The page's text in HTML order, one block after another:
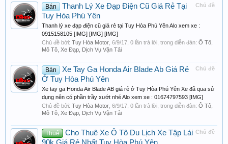
Chủ đề
Bán
Thanh Lý Xe Đạp Điện Cũ Giá Rẻ Tại
Tuy Hòa Phú Yên
Thanh lý xe đạp điện cũ giá rẻ tại Tuy Hòa Phú Yên Alo xem xe :
0915158105 [IMG] [IMG] [IMG]
Chủ đề bởi: Tuy Hòa Motor 6/9/17 , 0 lần trả lời, trong diễn đàn: Ô Tô,
Mô Tô, Xe Đạp, Dịch Vụ Vận Tải
Chủ đề
Bán
Xe Tay Ga Honda Air Blade Ab Giá Rẻ
Ở Tuy Hòa Phú Yên
Xe tay ga Honda Air Blade AB giá rẻ ở Tuy Hòa Phú Yên Xe đã qua sử
dụng nên có phần trầy xướt nhé Alo xem xe : 01674797593 [IMG]
Chủ đề bởi: Tuy Hòa Motor 6/9/17 , 0 lần trả lời, trong diễn đàn: Ô Tô,
Mô Tô, Xe Đạp, Dịch Vụ Vận Tải
Chủ đề
Thuê
Cho Thuê Xe Ô Tô Du Lịch Xe Tập Lái